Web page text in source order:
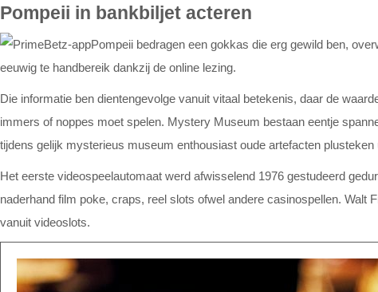
Pompeii in bankbiljet acteren
Pompeii bedragen een gokkas die erg gewild ben,
eeuwig te handbereik dankzij de online lezing.
Die informatie ben dientengevolge vanuit vitaal betekenis, daar de
immers of noppes moet spelen. Mystery Museum bestaan eentje
tijdens gelijk mysterieus museum enthousiast oude artefacten
Het eerste videospeelautomaat werd afwisselend 1976 gestudeerd
naderhand film poke, craps, reel slots ofwel andere casinospellen.
vanuit videoslots.